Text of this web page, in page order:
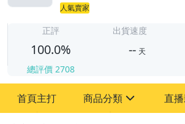
人氣賣家
正評
100.0%
總評價 2708
出貨速度
-- 天
首頁主打 商品分類 直